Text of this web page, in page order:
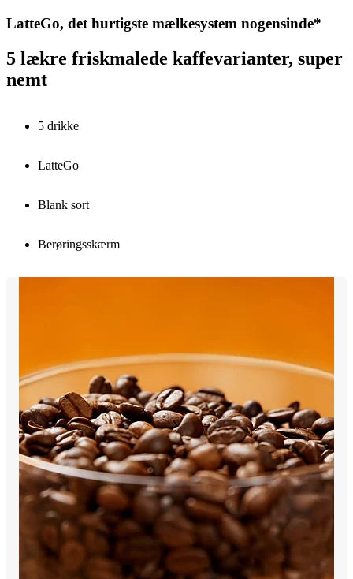
LatteGo, det hurtigste mælkesystem nogensinde*
5 lækre friskmalede kaffevarianter, super
nemt
5 drikke
LatteGo
Blank sort
Berøringsskærm